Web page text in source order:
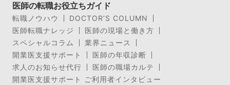
医師の転職お役立ちガイド
転職ノウハウ
DOCTOR’S COLUMN
医師転職ナレッジ
医師の現場と働き方
スペシャルコラム
業界ニュース
開業医支援サポート
医師の年収診断
求人のお知らせ代行
医師の職場カルテ
開業医支援サポート ご利用者インタビュー